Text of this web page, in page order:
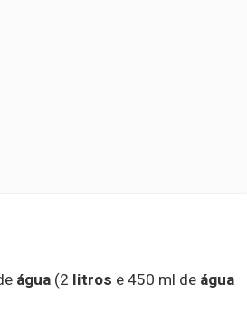
água (2 litros e 450 ml de água